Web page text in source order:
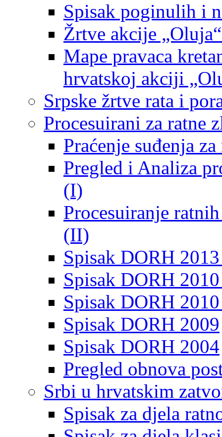
Spisak poginulih i
Žrtve akcije
Mape pravaca
hrvatskoj akciji
Srpske žrtve rata i
Procesuirani za ratne
Praćenje suđenja
Pregled i Analiza
(I)
Procesuiranje
(II)
Spisak DORH
Spisak DORH
Spisak DORH
Spisak DORH 2009
Spisak DORH 2004
Pregled obnova
Srbi u hrvatskim
Spisak za djela